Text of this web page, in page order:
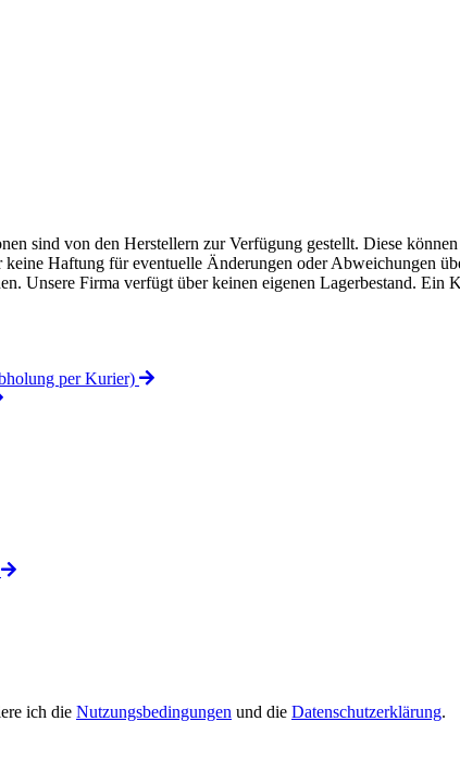
sind von den Herstellern zur Verfügung gestellt. Diese
Haftung für eventuelle Änderungen oder Abweichungen
Unsere Firma verfügt über keinen eigenen Lagerbestand.
per Kurier)
ich die Nutzungsbedingungen und die Datenschutzerklärung.